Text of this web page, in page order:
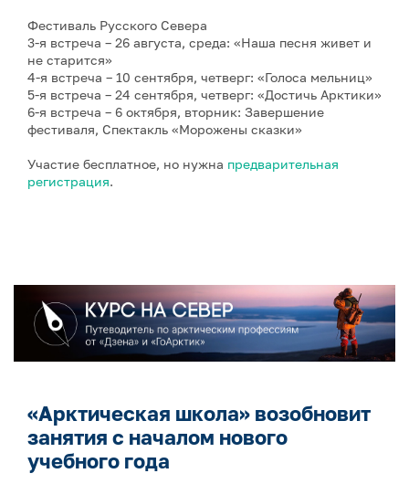
Фестиваль Русского Севера
3-я встреча – 26 августа, среда: «Наша песня живет и
не старится»
4-я встреча – 10 сентября, четверг: «Голоса мельниц»
5-я встреча – 24 сентября, четверг: «Достичь Арктики»
6-я встреча – 6 октября, вторник: Завершение
фестиваля, Спектакль «Морожены сказки»
Участие бесплатное, но нужна предварительная
регистрация.
«Арктическая школа» возобновит
занятия с началом нового
учебного года